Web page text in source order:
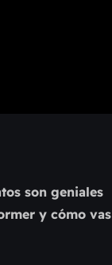
son geniales
y cómo vas